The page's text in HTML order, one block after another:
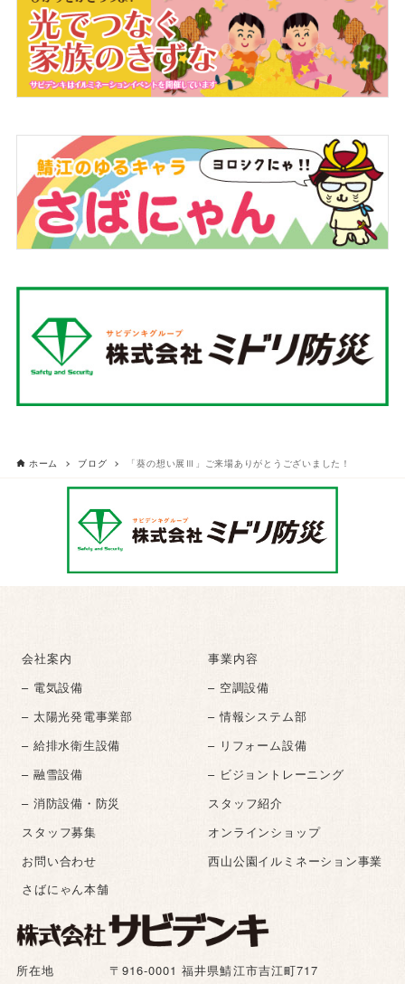
ホーム ブログ 「葵の想い展Ⅲ」ご来場ありがとうございました！
所在地
〒916-0001 福井県鯖江市吉江町717
会社案内
事業内容
– 電気設備
– 空調設備
– 太陽光発電事業部
– 情報システム部
– 給排水衛生設備
– リフォーム設備
– 融雪設備
– ビジョントレーニング
– 消防設備・防災
スタッフ紹介
スタッフ募集
オンラインショップ
お問い合わせ
西山公園イルミネーション事業
さばにゃん本舗